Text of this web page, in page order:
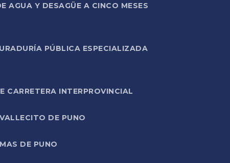
AGUA Y DESAGÜE A CINCO MESES
PÚBLICA ESPECIALIZADA
CARRETERA INTERPROVINCIAL
DE PUNO
DE PUNO